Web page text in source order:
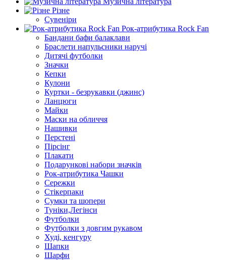
Різне
Сувеніри
Рок-атрибутика Rock Fan
Бандани бафи балаклави
Браслети напульсники наручі
Дитячі футболки
Значки
Кепки
Кулони
Куртки - безрукавки (джинс)
Ланцюги
Майки
Маски на обличчя
Нашивки
Перстені
Пірсінг
Плакати
Подарункові набори значків
Рок-атрибутика Чашки
Сережки
Стікерпаки
Сумки та шопери
Туніки,Легінси
Футболки
Футболки з довгим рукавом
Худі, кенгуру
Шапки
Шарфи